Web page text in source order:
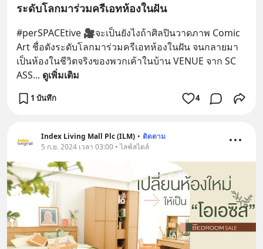
ระดับโลกมาร่วมครีเอทห้องในฝัน
#perSPACEtive 🎥จะเป็นยังไงถ้าศิลปินวาดภาพ Comic
Art ชื่อดังระดับโลกมาร่วมครีเอทห้องในฝัน จนกลายมา
เป็นห้องในชีวิตจริงของพวกเค้าในบ้าน VENUE จาก SC
ASS... ดูเพิ่มเติม
1 บันทึก 4
Index Living Mall Plc (ILM) • ติดตาม
5 ก.ย. 2024 เวลา 03:00 • ไลฟ์สไตล์